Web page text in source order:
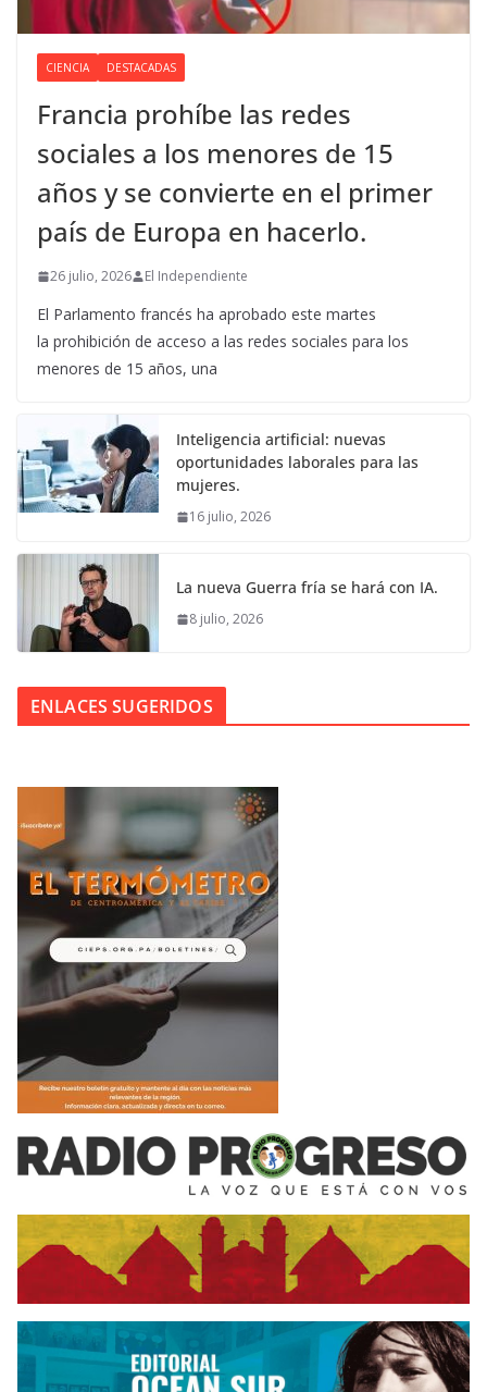
CIENCIA DESTACADAS
Francia prohíbe las redes
sociales a los menores de 15
años y se convierte en el primer
país de Europa en hacerlo.
26 julio, 2026 El Independiente
El Parlamento francés ha aprobado este martes
la prohibición de acceso a las redes sociales para los
menores de 15 años, una
Inteligencia artificial: nuevas
oportunidades laborales para las
mujeres.
16 julio, 2026
La nueva Guerra fría se hará con IA.
8 julio, 2026
ENLACES SUGERIDOS